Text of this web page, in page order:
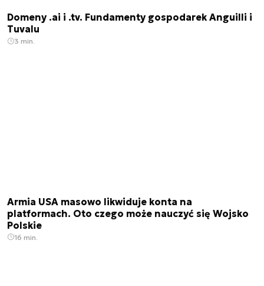
Domeny .ai i .tv. Fundamenty gospodarek Anguilli i
Tuvalu
3 min.
Armia USA masowo likwiduje konta na
platformach. Oto czego może nauczyć się Wojsko
Polskie
16 min.